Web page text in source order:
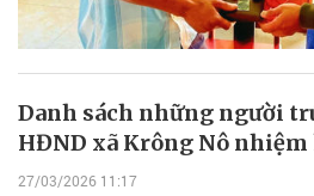
Danh sách những người
HĐND xã Krông Nô nhiệm
27/03/2026 11:17